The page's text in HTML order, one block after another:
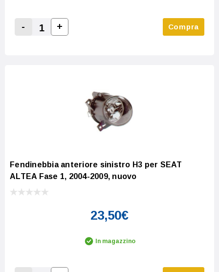
Decrease Quantity:
-
Increase Quantity:
+ Compra
Fendinebbia anteriore sinistro H3 per SEAT
ALTEA Fase 1, 2004-2009, nuovo
23,50€
In magazzino